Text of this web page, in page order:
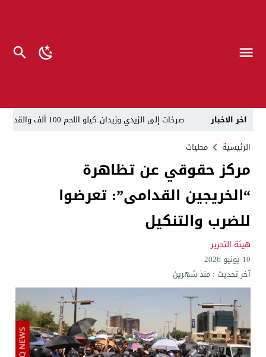
اخر الاخبار
صرخات إلى الزيدي وزيدان..كيلو اللحم 100 ألف والقداحة 5 آلاف في سجون العراق.. تظاهرة العوائل وسط بغداد
“لحين تسمية وزرائها”..الزيدي يوجه وكلاء الوزارات
مسيّرات إيرانية تستهدف مقرات حزب معارض كردي قرب
القضاء يطيح بموظفين ومعقبين في بلدية الناصرية
الرئيسية محليات
مركز حقوقي عن تظاهرة
“الخريجين القدامى”: تعرضوا
للضرب والتنكيل
هيئة التحرير
10 يونيو 2026
آخر تحديث :منذ شهرين